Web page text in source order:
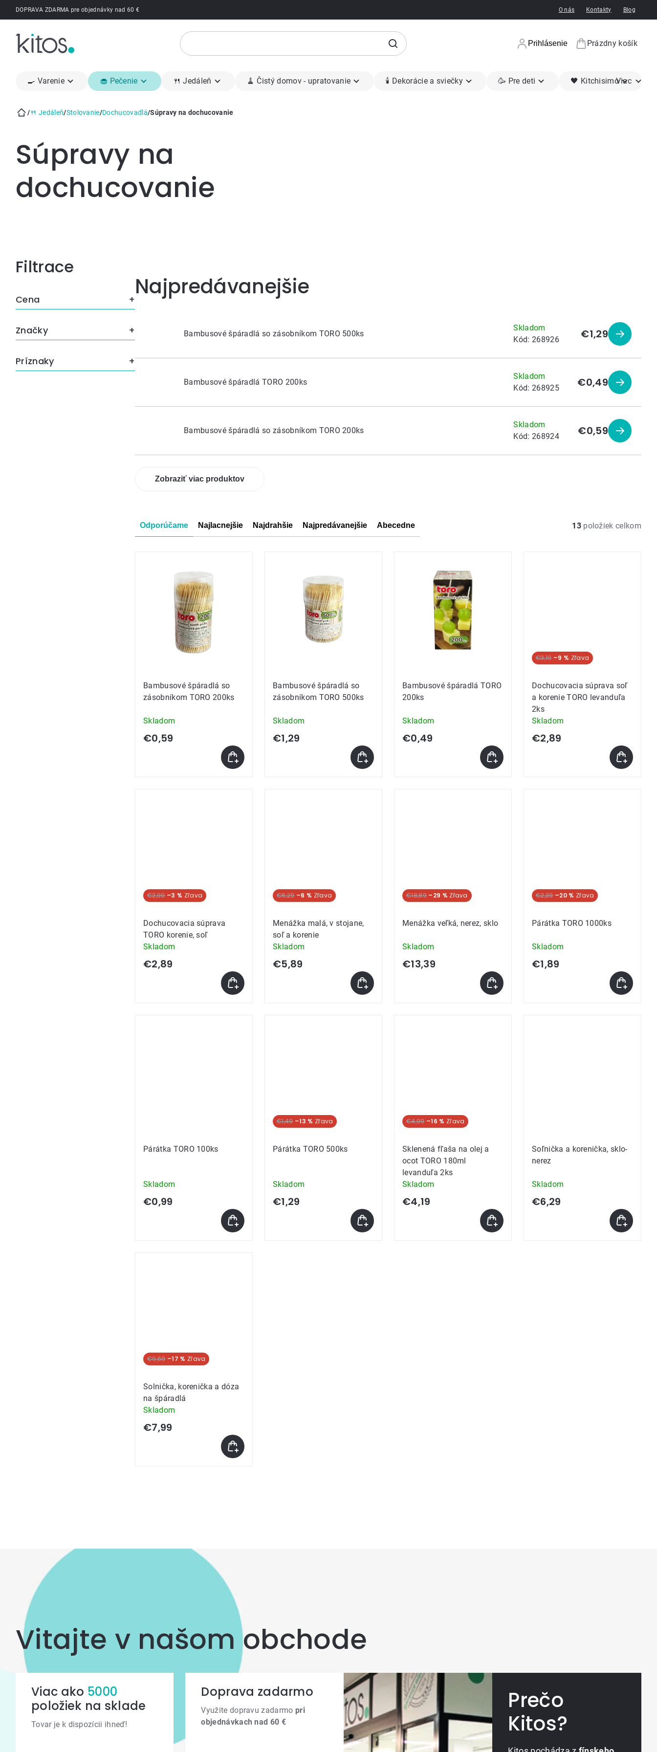
PrejsťDOPRAVA ZDARMA pre objednávky nad 60 € O nás Kontakty Blog
Prihlásenie
Nákupný
Prázdny košík
🍳 Varenie 🧁 Pečenie 🍴 Jedáleň 🧹 Čistý domov - upratovanie 🕯 Dekorácie a sviečky 🥳 Pre deti 🖤 KitchisimoViac
/🍴 Jedáleň/Stolovanie/Dochucovadlá/Súpravy na dochucovanie
Súpravy na
dochucovanie
Bočný
panel
Cena
Príznaky
Značky
Najpredávanejšie
Bambusové špáradlá so zásobníkom TORO 500ks
Skladom
Kód:268926 €1,29
Zobraziť
Bambusové špáradlá TORO 200ks
Skladom
Kód:268925 €0,49
Zobraziť
Bambusové špáradlá so zásobníkom TORO 200ks
Skladom
Kód:268924 €0,59
Zobraziť
Zobraziť viac produktov
Radenie
Odporúčame Najlacnejšie Najdrahšie Najpredávanejšie Abecedne 13položiek celkom
produktov
Bambusové špáradlá so
zásobníkom TORO 200ks
Skladom
€0,59
Bambusové špáradlá so
zásobníkom TORO 500ks
Skladom
€1,29
Bambusové špáradlá TORO
200ks
Skladom
€0,49
€3,19 –9 %
Dochucovacia súprava soľ
a korenie TORO levanduľa
2ks
Skladom
€2,89
€2,99 –3 %
Dochucovacia súprava
TORO korenie, soľ
Skladom
€2,89
€6,29 –6 %
Menážka malá, v stojane,
soľ a korenie
Skladom
€5,89
€18,89 –29 %
Menážka veľká, nerez, sklo
Skladom
€13,39
€2,39 –20 %
Párátka TORO 1000ks
Skladom
€1,89
Párátka TORO 100ks
Skladom
€0,99
€1,49 –13 %
Párátka TORO 500ks
Skladom
€1,29
€4,99 –16 %
Sklenená fľaša na olej a
ocot TORO 180ml
levanduľa 2ks
Skladom
€4,19
Soľnička a korenička, sklo-
nerez
Skladom
€6,29
€9,69 –17 %
Solnička, korenička a dóza
na špáradlá
Skladom
€7,99
Vitajte v našom obchode
Viac ako 5000
položiek na sklade
Tovar je k dispozícii ihneď!
Doprava zadarmo
Využite dopravu zadarmo pri
objednávkach nad 60 €
Prečo
Kitos?